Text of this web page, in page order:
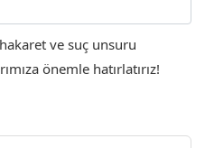
ve suç unsuru
önemle hatırlatırız!